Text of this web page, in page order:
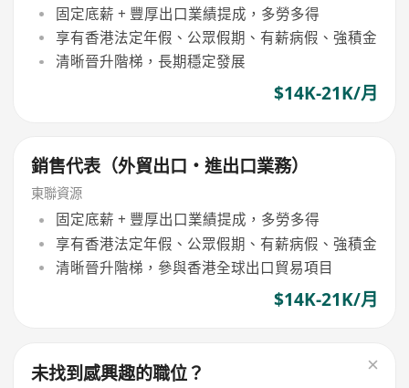
固定底薪 + 豐厚出口業績提成，多勞多得
享有香港法定年假、公眾假期、有薪病假、強積金
清晰晉升階梯，長期穩定發展
$14K-21K/月
銷售代表（外貿出口・進出口業務）
東聯資源
固定底薪 + 豐厚出口業績提成，多勞多得
享有香港法定年假、公眾假期、有薪病假、強積金
清晰晉升階梯，參與香港全球出口貿易項目
$14K-21K/月
未找到感興趣的職位？